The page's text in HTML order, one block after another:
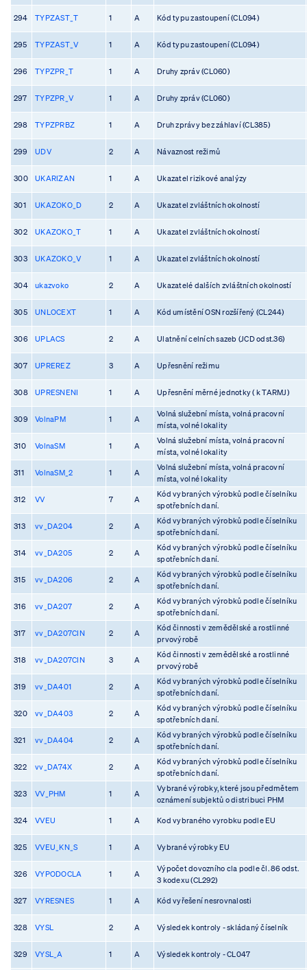
294 TYPZAST_T 1 A Kód typu zastoupení (CL094)
295 TYPZAST_V 1 A Kód typu zastoupení (CL094)
296 TYPZPR_T 1 A Druhy zpráv (CL060)
297 TYPZPR_V 1 A Druhy zpráv (CL060)
298 TYPZPRBZ 1 A Druh zprávy bez záhlaví (CL385)
299 UDV 2 A Návaznost režimů
300 UKARIZAN 1 A Ukazatel rizikové analýzy
301 UKAZOKO_D 2 A Ukazatel zvláštních okolností
302 UKAZOKO_T 1 A Ukazatel zvláštních okolností
303 UKAZOKO_V 1 A Ukazatel zvláštních okolností
304 ukazvoko 2 A Ukazatelé dalších zvláštních okolností
305 UNLOCEXT 1 A Kód umístění OSN rozšířený (CL244)
306 UPLACS 2 A Ulatnění celních sazeb (JCD odst.36)
307 UPREREZ 3 A Upřesnění režimu
308 UPRESNENI 1 A Upřesnění měrné jednotky ( k TARMJ)
309 VolnaPM 1 A
Volná služební místa, volná pracovní
místa, volné lokality
310 VolnaSM 1 A
Volná služební místa, volná pracovní
místa, volné lokality
311 VolnaSM_2 1 A
Volná služební místa, volná pracovní
místa, volné lokality
312 VV 7 A
Kód vybraných výrobků podle číselníku
spotřebních daní.
313 vv_DA204 2 A
Kód vybraných výrobků podle číselníku
spotřebních daní.
314 vv_DA205 2 A
Kód vybraných výrobků podle číselníku
spotřebních daní.
315 vv_DA206 2 A
Kód vybraných výrobků podle číselníku
spotřebních daní.
316 vv_DA207 2 A
Kód vybraných výrobků podle číselníku
spotřebních daní.
317 vv_DA207CIN 2 A
Kód činnosti v zemědělské a rostlinné
prvovýrobě
318 vv_DA207CIN 3 A
Kód činnosti v zemědělské a rostlinné
prvovýrobě
319 vv_DA401 2 A
Kód vybraných výrobků podle číselníku
spotřebních daní.
320 vv_DA403 2 A
Kód vybraných výrobků podle číselníku
spotřebních daní.
321 vv_DA404 2 A
Kód vybraných výrobků podle číselníku
spotřebních daní.
322 vv_DA74X 2 A
Kód vybraných výrobků podle číselníku
spotřebních daní.
323 VV_PHM 1 A
Vybrané výrobky, které jsou předmětem
oznámení subjektů o distribuci PHM
324 VVEU 1 A Kod vybraného vyrobku podle EU
325 VVEU_KN_S 1 A Vybrané výrobky EU
326 VYPODOCLA 1 A
Výpočet dovozního cla podle čl. 86 odst.
3 kodexu (CL292)
327 VYRESNES 1 A Kód vyřešení nesrovnalosti
328 VYSL 2 A Výsledek kontroly - skládaný číselník
329 VYSL_A 1 A Výsledek kontroly - CL047